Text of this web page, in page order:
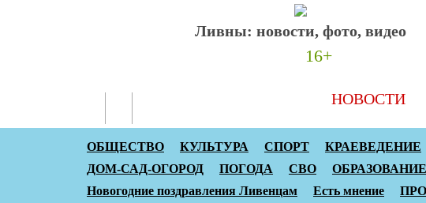
Ливны: новости, фото, видео
16+
НОВОСТИ
ОБЩЕСТВО КУЛЬТУРА СПОРТ КРАЕВЕДЕНИЕ
ДОМ-САД-ОГОРОД
ПОГОДА СВО ОБРАЗОВАНИЕ
Новогодние поздравления Ливенцам
Есть мнение